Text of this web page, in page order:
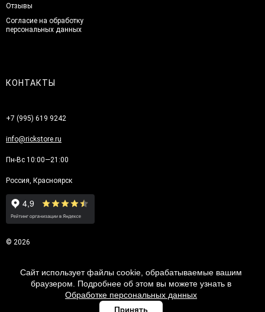
Отзывы
Согласие на обработку
персональных данных
КОНТАКТЫ
+7 (995) 619 9242
info@rickstore.ru
Пн-Вс 10:00—21:00
Россия, Красноярск
© 2026
Сайт использует файлы cookie, обрабатываемые вашим
браузером. Подробнее об этом вы можете узнать в
Обработке персональных данных
Принять